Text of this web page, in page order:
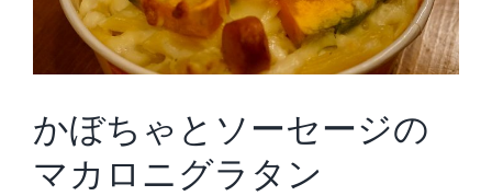
リ
ブ
は
かぼちゃとソーセージの
マカロニグラタン